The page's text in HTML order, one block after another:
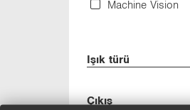
Mac­hi­ne Vi­si­on
Işık türü
Çıkış